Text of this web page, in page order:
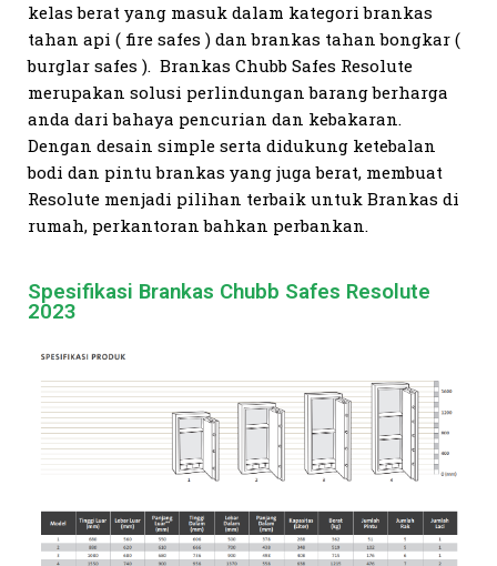
kelas berat yang masuk dalam kategori brankas
tahan api ( fire safes ) dan brankas tahan bongkar (
burglar safes ). Brankas Chubb Safes Resolute
merupakan solusi perlindungan barang berharga
anda dari bahaya pencurian dan kebakaran.
Dengan desain simple serta didukung ketebalan
bodi dan pintu brankas yang juga berat, membuat
Resolute menjadi pilihan terbaik untuk Brankas di
rumah, perkantoran bahkan perbankan.
Spesifikasi Brankas Chubb Safes Resolute
2023